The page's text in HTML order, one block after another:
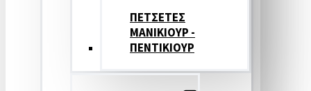
ΠΕΤΣΕΤΕΣ
ΜΑΝΙΚΙΟΥΡ -
ΠΕΝΤΙΚΙΟΥΡ